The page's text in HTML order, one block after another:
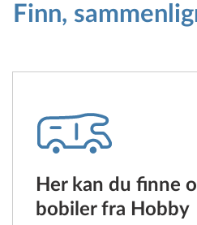
Finn,
Her kan du finne
bobiler fra Hobby